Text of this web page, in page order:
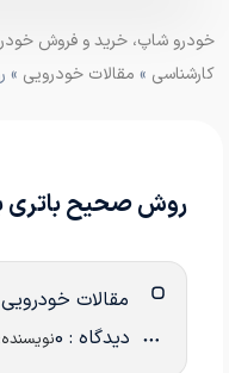
کارشناسی » مقالات خودرویی »
روش صحیح باتری
مقالات خودرویی
دیدگاه : 0 نویسنده: